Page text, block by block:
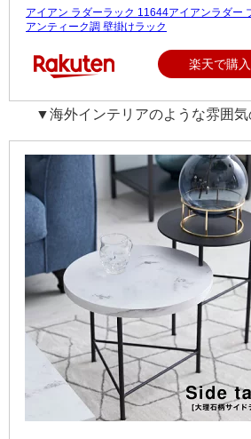
アイアン ラダーラック 11644アイアンラダー
アンティーク調 壁掛けラック
楽天で購入
▼海外インテリアのような雰囲